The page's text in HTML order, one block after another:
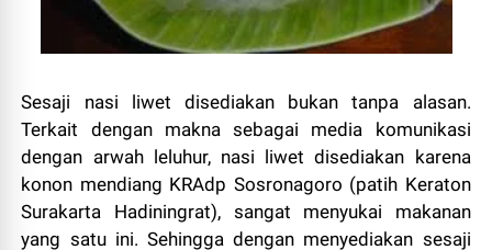
Sesaji nasi liwet disediakan bukan tanpa alasan.
Terkait dengan makna sebagai media komunikasi
dengan arwah leluhur, nasi liwet disediakan karena
konon mendiang KRAdp Sosronagoro (patih Keraton
Surakarta Hadiningrat), sangat menyukai makanan
yang satu ini. Sehingga dengan menyediakan sesaji